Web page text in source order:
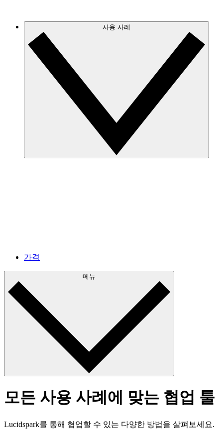
사용 사례
가격
메뉴
모든 사용 사례에 맞는 협업 툴
Lucidspark를 통해 협업할 수 있는 다양한 방법을 살펴보세요.